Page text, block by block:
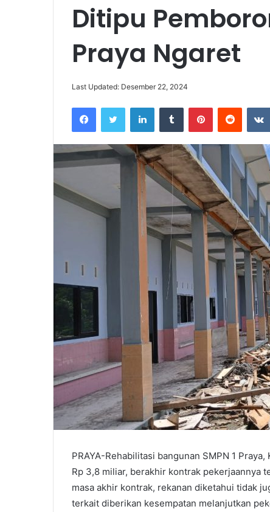
Ditipu
Praya Ngaret
Last Updated: Desember 22, 2024
FacebookTwitter LinkedInTumblr PinterestReddit
PRAYA-Rehabilitasi bangunan SMPN 1
Rp 3,8 miliar, berakhir kontrak pekerjaannya
masa akhir kontrak, rekanan diketahui tidak
terkait diberikan kesempatan melanjutkan